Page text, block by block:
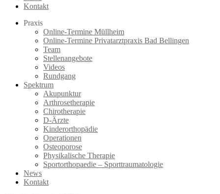
Kontakt
Praxis
Online-Termine Müllheim
Online-Termine Privatarztpraxis Bad Bellingen
Team
Stellenangebote
Videos
Rundgang
Spektrum
Akupunktur
Arthrosetherapie
Chirotherapie
D-Ärzte
Kinderorthopädie
Operationen
Osteoporose
Physikalische Therapie
Sportorthopaedie – Sporttraumatologie
News
Kontakt